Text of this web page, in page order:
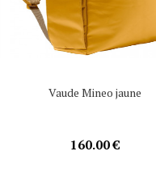
Vaude Mineo jaune
160.00 €